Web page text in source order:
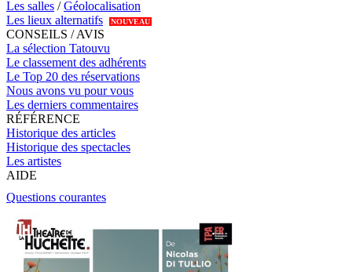
Les salles /Géolocalisation
Les lieux alternatifs
NOUVEAU
CONSEILS / AVIS
La sélection Tatouvu
Le classement des adhérents
Le Top 20 des réservations
Nous avons vu pour vous
Les derniers commentaires
RÉFÉRENCE
Historique des articles
Historique des spectacles
Les artistes
AIDE
Questions courantes